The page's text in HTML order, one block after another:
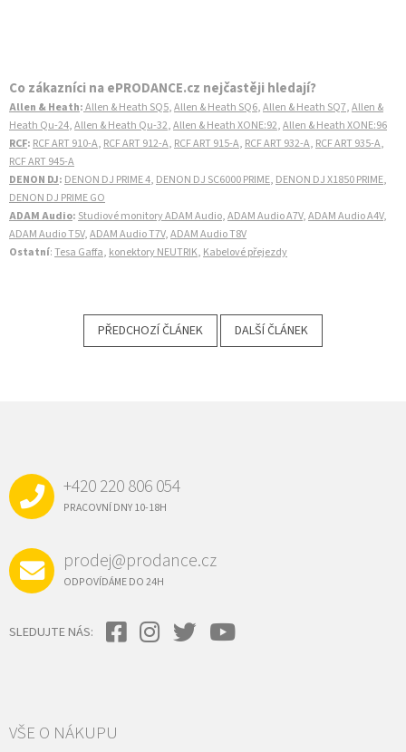
Co zákazníci na ePRODANCE.cz nejčastěji hledají?
Allen & Heath:Allen & Heath SQ5,Allen & Heath SQ6,Allen & Heath SQ7,Allen &
Heath Qu-24,Allen & Heath Qu-32,Allen & Heath XONE:92,Allen & Heath XONE:96
RCF:RCF ART 910-A,RCF ART 912-A,RCF ART 915-A,RCF ART 932-A,RCF ART 935-A,
RCF ART 945-A
DENON DJ:DENON DJ PRIME 4,DENON DJ SC6000 PRIME,DENON DJ X1850 PRIME,
DENON DJ PRIME GO
ADAM Audio:Studiové monitory ADAM Audio,ADAM Audio A7V,ADAM Audio A4V,
ADAM Audio T5V,ADAM Audio T7V,ADAM Audio T8V
Ostatní:Tesa Gaffa,konektory NEUTRIK,Kabelové přejezdy
PŘEDCHOZÍ ČLÁNEK DALŠÍ ČLÁNEK
+420 220 806 054
PRACOVNÍ DNY 10-18H
prodej@prodance.cz
ODPOVÍDÁME DO 24H
SLEDUJTE NÁS:
VŠE O NÁKUPU